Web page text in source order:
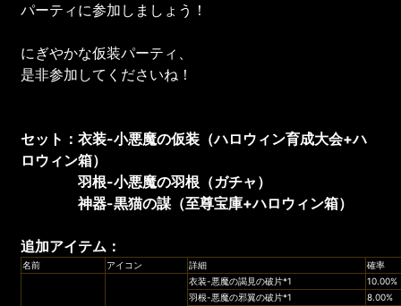
パーティに参加しましょう！
にぎやかな仮装パーティ、
是非参加してくださいね！
セット ：衣装-小悪魔の仮装 （ハロウィン育成大会+ハ
ロウィン箱）
羽根-小悪魔の羽根 （ガチャ ）
神器-黒猫の謀 （至尊宝庫+ハロウィン箱）
追加アイテム ：
名前 アイコン 詳細 確率
衣装-悪魔の謁見の破片*1
10.00%
羽根-悪魔の邪翼の破片*1
8.00%